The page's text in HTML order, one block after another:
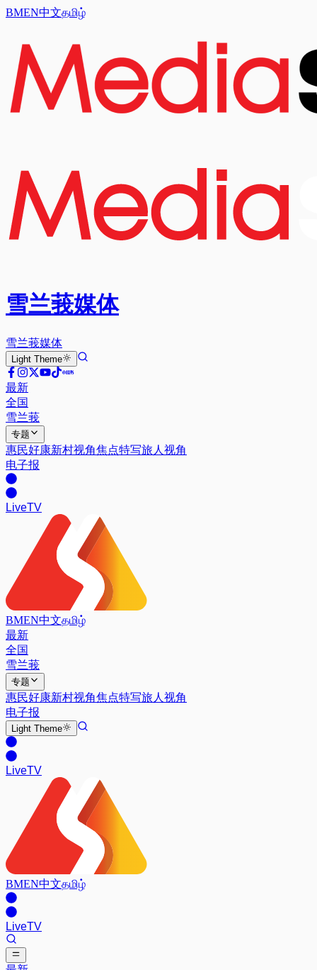
BMEN中文தமிழ்
雪兰莪媒体
雪兰莪媒体
Light Theme
最新
全国
雪兰莪
专题
惠民好康新村视角焦点特写旅人视角
电子报
LiveTV
BMEN中文தமிழ்
最新
全国
雪兰莪
专题
惠民好康新村视角焦点特写旅人视角
电子报
Light Theme
LiveTV
BMEN中文தமிழ்
LiveTV